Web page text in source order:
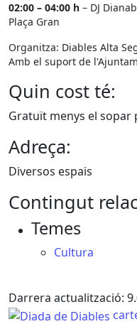
02:00 – 04:00 h – DJ
Plaça Gran
Organitza: Diables Alta
Amb el suport de
Quin cost té:
Gratuït menys el sopar
Adreça:
Diversos espais
Contingut
Temes
Cultura
Darrera actualització:
Diada de Diables